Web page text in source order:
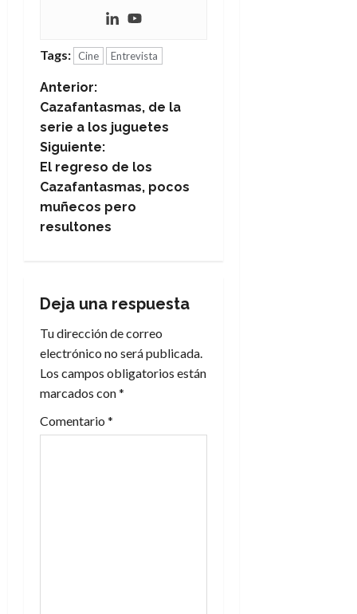
Tags: Cine Entrevista
N
a
v
e
g
c
i
ó
n
d
Anterior:
Cazafantasmas, de la
serie a los juguetes
Siguiente:
El regreso de los
Cazafantasmas, pocos
muñecos pero
resultones
Deja una respuesta
Tu dirección de correo
electrónico no será publicada.
Los campos obligatorios están
marcados con*
Comentario *